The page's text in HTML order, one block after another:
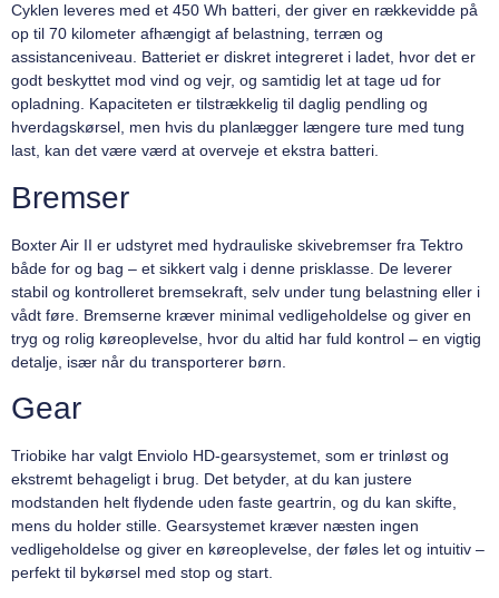
Cyklen leveres med et 450 Wh batteri, der giver en rækkevidde på
op til 70 kilometer afhængigt af belastning, terræn og
assistanceniveau. Batteriet er diskret integreret i ladet, hvor det er
godt beskyttet mod vind og vejr, og samtidig let at tage ud for
opladning. Kapaciteten er tilstrækkelig til daglig pendling og
hverdagskørsel, men hvis du planlægger længere ture med tung
last, kan det være værd at overveje et ekstra batteri.
Bremser
Boxter Air II er udstyret med hydrauliske skivebremser fra Tektro
både for og bag – et sikkert valg i denne prisklasse. De leverer
stabil og kontrolleret bremsekraft, selv under tung belastning eller i
vådt føre. Bremserne kræver minimal vedligeholdelse og giver en
tryg og rolig køreoplevelse, hvor du altid har fuld kontrol – en vigtig
detalje, især når du transporterer børn.
Gear
Triobike har valgt Enviolo HD-gearsystemet, som er trinløst og
ekstremt behageligt i brug. Det betyder, at du kan justere
modstanden helt flydende uden faste geartrin, og du kan skifte,
mens du holder stille. Gearsystemet kræver næsten ingen
vedligeholdelse og giver en køreoplevelse, der føles let og intuitiv –
perfekt til bykørsel med stop og start.